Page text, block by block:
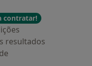
contratar!
resultados